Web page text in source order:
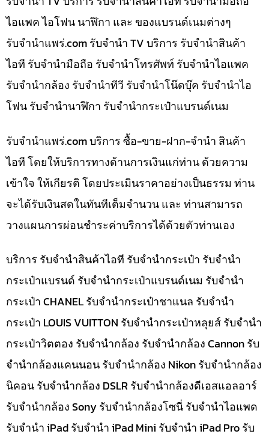
ไอแพค ไอโฟน นาฬิกา และ ของแบรนด์เนมต่างๆ
รับจํานําแพร่.com รับจำนำ TV บริการ รับจำนำสินค้า
ไอที รับจำนำมือถือ รับจำนำโทรศัพท์ รับจำนำไอแพค
รับจำนำกล้อง รับจำนำทีวี รับจำนำโน๊ดบุ๊ค รับจำนำไอ
โฟน รับจำนำนาฬิกา รับจำนำกระเป๋าแบรนด์เนม
รับจํานําแพร่.com บริการ ซื้อ-ขาย-ฝาก-จำนำ สินค้า
ไอที โดยให้บริการทางด้านการเงินแก่ท่าน ด้วยความ
เข้าใจ ให้เกียรติ โดยประเมินราคาอย่างเป็นธรรม ท่าน
จะได้รับเงินสดในทันทีเต็มจำนวน และ ท่านสามารถ
วางแผนการผ่อนชำระค่าบริการได้ด้วยตัวท่านเอง
บริการ รับจำนำสินค้าไอที รับจำนำกระเป๋า รับจำนำ
กระเป๋าแบรนด์ รับจำนำกระเป๋าแบรนด์เนม รับจำนำ
กระเป๋า CHANEL รับจำนำกระเป๋าชาแนล รับจำนำ
กระเป๋า LOUIS VUITTON รับจำนำกระเป๋าหลุยส์ รับจำนำ
กระเป๋าวิตตอง รับจำนำกล้อง รับจำนำกล้อง Cannon รับ
จำนำกล้องแคนนอน รับจำนำกล้อง Nikon รับจำนำกล้อง
นิคอน รับจำนำกล้อง DSLR รับจำนำกล้องดีเอสแอลอาร์
รับจำนำกล้อง Sony รับจำนำกล้องโซนี่ รับจำนำไอแพด
รับจำนำ iPad รับจำนำ iPad Mini รับจำนำ iPad Pro รับ